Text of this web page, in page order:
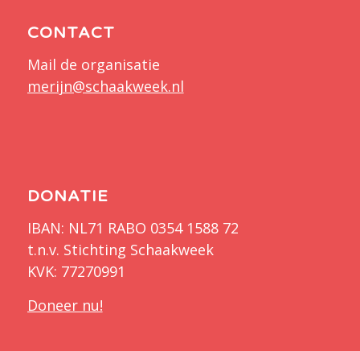
CONTACT
Mail de organisatie
merijn@schaakweek.nl
DONATIE
IBAN: NL71 RABO 0354 1588 72
t.n.v. Stichting Schaakweek
KVK: 77270991
Doneer nu!